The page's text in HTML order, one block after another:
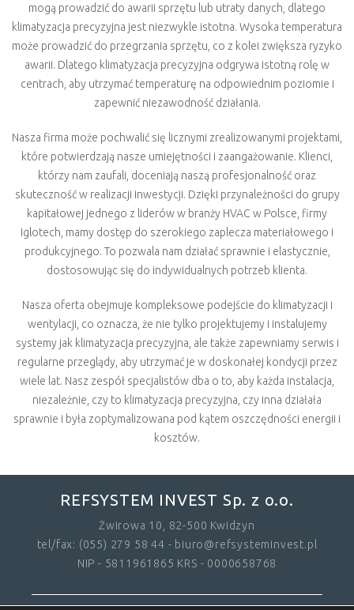
mogą prowadzić do awarii sprzętu lub utraty danych, dlatego
klimatyzacja precyzyjna jest niezwykle istotna. Wysoka temperatura
może prowadzić do przegrzania sprzętu, co z kolei zwiększa ryzyko
awarii. Dlatego klimatyzacja precyzyjna odgrywa istotną rolę w
centrach, aby utrzymać temperaturę na odpowiednim poziomie i
zapewnić niezawodność działania.
Nasza firma może pochwalić się licznymi zrealizowanymi projektami,
które potwierdzają nasze umiejętności i zaangażowanie. Klienci,
którzy nam zaufali, doceniają naszą profesjonalność oraz
skuteczność w realizacji inwestycji. Dzięki przynależności do grupy
kapitałowej jednego z liderów w branży HVAC w Polsce, firmy
Iglotech, mamy dostęp do szerokiego zaplecza materiałowego i
produkcyjnego. To pozwala nam działać sprawnie i elastycznie,
dostosowując się do indywidualnych potrzeb klienta.
Nasza oferta obejmuje kompleksowe podejście do klimatyzacji i
wentylacji, co oznacza, że nie tylko projektujemy i instalujemy
systemy jak klimatyzacja precyzyjna, ale także zapewniamy serwis i
regularne przeglądy, aby utrzymać je w doskonałej kondycji przez
wiele lat. Nasz zespół specjalistów dba o to, aby każda instalacja,
niezależnie, czy to klimatyzacja precyzyjna, czy inna działała
sprawnie i była zoptymalizowana pod kątem oszczędności energii i
kosztów.
REFSYSTEM INVEST Sp. z o.o.
Żwirowa 10, 82-500 Kwidzyn
tel/fax: (055) 279 58 44 - biuro@refsysteminvest.pl
NIP - 5811961865 KRS - 0000658768